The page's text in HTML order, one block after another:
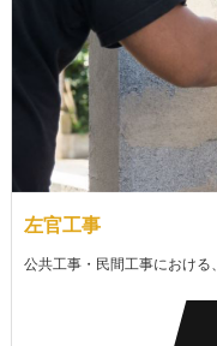
左官工事
公共工事・民間工事における